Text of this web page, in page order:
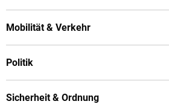
Mobilität & Verkehr
Politik
Sicherheit & Ordnung